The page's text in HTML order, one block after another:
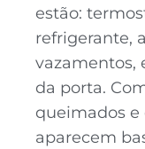
estão:
refrigerante,
vazamentos,
da porta.
queimados
aparecem